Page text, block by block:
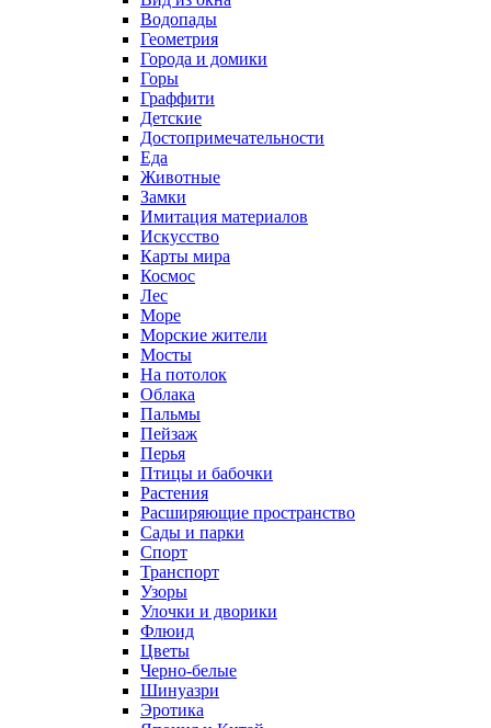
Водопады
Геометрия
Города и домики
Горы
Граффити
Детские
Достопримечательности
Еда
Животные
Замки
Имитация материалов
Искусство
Карты мира
Космос
Лес
Море
Морские жители
Мосты
На потолок
Облака
Пальмы
Пейзаж
Перья
Птицы и бабочки
Растения
Расширяющие пространство
Сады и парки
Спорт
Транспорт
Узоры
Улочки и дворики
Флюид
Цветы
Черно-белые
Шинуазри
Эротика